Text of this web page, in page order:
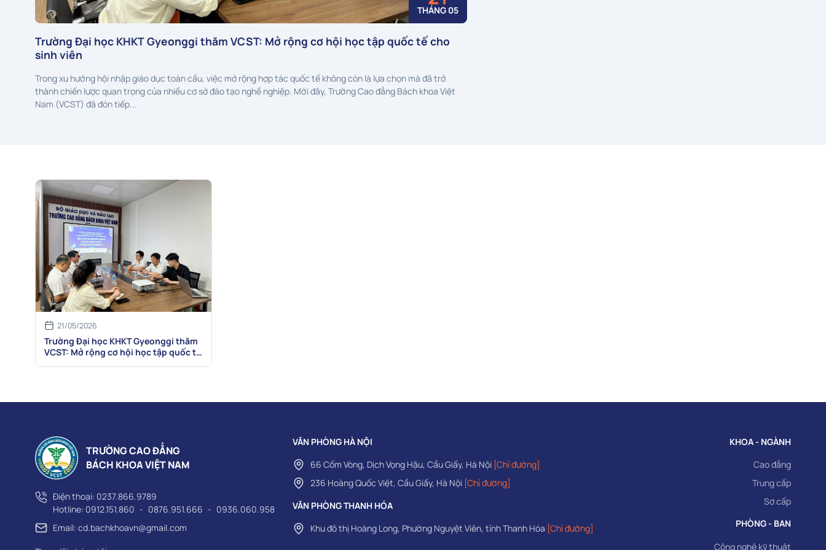
THÁNG 05
Trường Đại học KHKT Gyeonggi thăm VCST: Mở rộng cơ hội học tập quốc tế cho
sinh viên
Trong xu hướng hội nhập giáo dục toàn cầu, việc mở rộng hợp tác quốc tế không còn là lựa chọn mà đã trở
thành chiến lược quan trọng của nhiều cơ sở đào tạo nghề nghiệp. Mới đây, Trường Cao đẳng Bách khoa Việt
Nam (VCST) đã đón tiếp...
21/05/2026
Trường Đại học KHKT Gyeonggi thăm
VCST: Mở rộng cơ hội học tập quốc tế
TRƯỜNG CAO ĐẲNG
BÁCH KHOA VIỆT NAM
Điện thoại: 0237.866.9789
Hotline: 0912.151.860 - 0876.951.666 - 0936.060.958
Email: cd.bachkhoavn@gmail.com
VĂN PHÒNG HÀ NỘI
66 Cốm Vòng, Dịch Vọng Hậu, Cầu Giấy, Hà Nội [Chỉ đường]
236 Hoàng Quốc Việt, Cầu Giấy, Hà Nội [Chỉ đường]
VĂN PHÒNG THANH HÓA
Khu đô thị Hoàng Long, Phường Nguyệt Viên, tỉnh Thanh Hóa [Chỉ đường]
KHOA - NGÀNH
Cao đẳng
Trung cấp
Sơ cấp
PHÒNG - BAN
Công nghệ kỹ thuật